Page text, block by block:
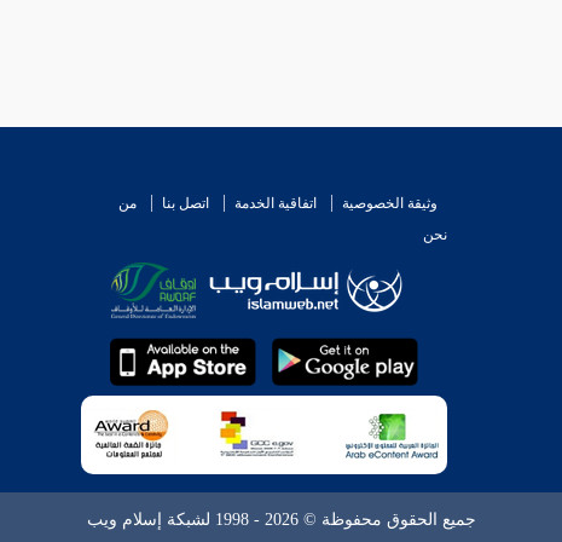
وثيقة الخصوصية اتفاقية الخدمة اتصل بنا
من
نحن
جميع الحقوق محفوظة © 2026 - 1998 لشبكة إسلام ويب